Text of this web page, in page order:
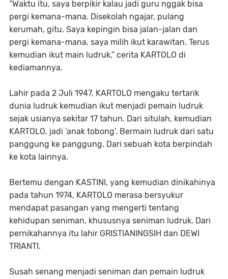
“Waktu itu, saya berpikir kalau jadi guru nggak bisa
pergi kemana-mana. Disekolah ngajar, pulang
kerumah, gitu. Saya kepingin bisa jalan-jalan dan
pergi kemana-mana, saya milih ikut karawitan. Terus
kemudian ikut main ludruk,” cerita KARTOLO di
kediamannya.
Lahir pada 2 Juli 1947, KARTOLO mengaku tertarik
dunia ludruk kemudian ikut menjadi pemain ludruk
sejak usianya sekitar 17 tahun. Dari situlah, kemudian
KARTOLO, jadi ‘anak tobong’. Bermain ludruk dari satu
panggung ke panggung. Dari sebuah kota berpindah
ke kota lainnya.
Bertemu dengan KASTINI, yang kemudian dinikahinya
pada tahun 1974, KARTOLO merasa bersyukur
mendapat pasangan yang mengerti tentang
kehidupan seniman, khususnya seniman ludruk. Dari
pernikahannya itu lahir GRISTIANINGSIH dan DEWI
TRIANTI.
Susah senang menjadi seniman dan pemain ludruk